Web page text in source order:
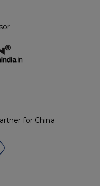
for China